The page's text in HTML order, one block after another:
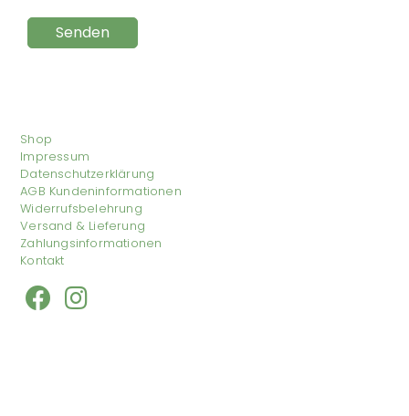
Shop
Impressum
Datenschutzerklärung
AGB Kundeninformationen
Widerrufsbelehrung
Versand & Lieferung
Zahlungsinformationen
Kontakt